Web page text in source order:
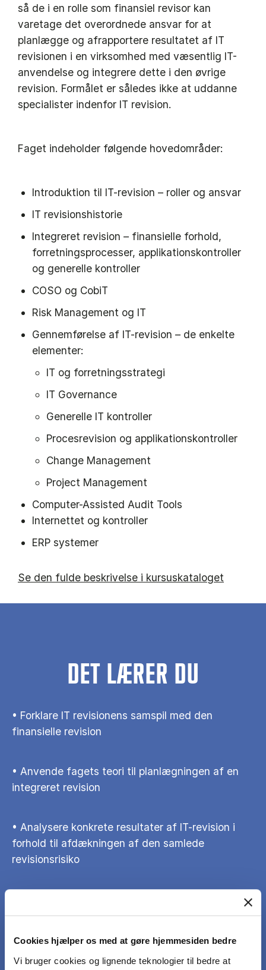
Cookies hjælper os med at gøre hjemmesiden bedre
Vi bruger cookies og lignende teknologier til bedre at
så de i en rolle som finansiel revisor kan
varetage det overordnede ansvar for at
planlægge og afrapportere resultatet af IT
revisionen i en virksomhed med væsentlig IT-
anvendelse og integrere dette i den øvrige
revision. Formålet er således ikke at uddanne
specialister indenfor IT revision.
Faget indeholder følgende hovedområder:
Introduktion til IT-revision – roller og ansvar
IT revisionshistorie
Integreret revision – finansielle forhold,
forretningsprocesser, applikationskontroller
og generelle kontroller
COSO og CobiT
Risk Management og IT
Gennemførelse af IT-revision – de enkelte
elementer:
IT og forretningsstrategi
IT Governance
Generelle IT kontroller
Procesrevision og applikationskontroller
Change Management
Project Management
Computer-Assisted Audit Tools
Internettet og kontroller
ERP systemer
Se den fulde beskrivelse i kursuskataloget
DET LÆRER DU
• Forklare IT revisionens samspil med den
finansielle revision
• Anvende fagets teori til planlægningen af en
integreret revision
• Analysere konkrete resultater af IT-revision i
forhold til afdækningen af den samlede
revisionsrisiko
anvendelse af:
o Internettet o ERP systemer